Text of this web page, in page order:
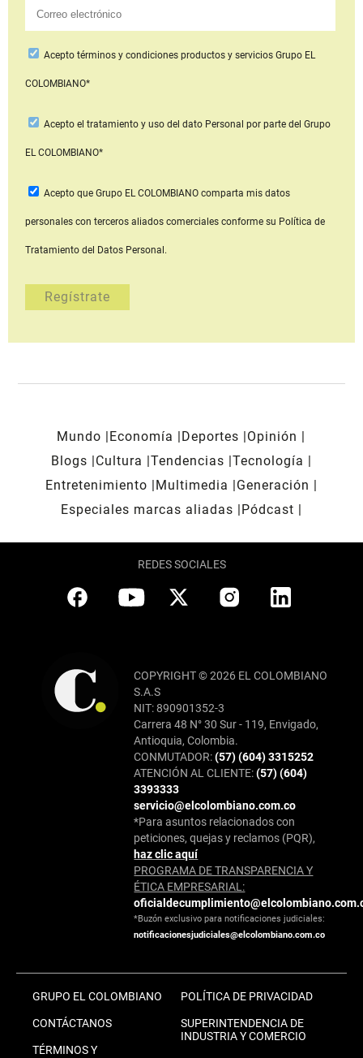
Aceptotérminos y condiciones productos y serviciosGrupo EL
COLOMBIANO*
Acepto el tratamiento y uso del dato Personal por parte del Grupo
EL COLOMBIANO*
Acepto que Grupo EL COLOMBIANOcomparta mis datos
personales con terceros aliados comerciales conforme su Política de
Tratamiento del Datos Personal.
Mundo Economía Deportes
Opinión
Blogs
Cultura Tendencias Tecnología
Entretenimiento
Multimedia
Generación
Especiales marcas aliadas
Pódcast
REDES SOCIALES
COPYRIGHT © 2026 EL COLOMBIANO
S.A.S
NIT: 890901352-3
Carrera 48 N° 30 Sur - 119, Envigado,
Antioquia, Colombia.
CONMUTADOR:(57) (604) 3315252
ATENCIÓN AL CLIENTE:(57) (604)
3393333
servicio@elcolombiano.com.co
*Para asuntos relacionados con
peticiones, quejas y reclamos (PQR),
haz clic aquí
PROGRAMA DE TRANSPARENCIA Y
ÉTICA EMPRESARIAL:
*Buzón exclusivo para notificaciones judiciales:
notificacionesjudiciales@elcolombiano.com.co
GRUPO EL COLOMBIANO
CONTÁCTANOS
TÉRMINOS Y
POLÍTICA DE PRIVACIDAD
SUPERINTENDENCIA DE
INDUSTRIA Y COMERCIO